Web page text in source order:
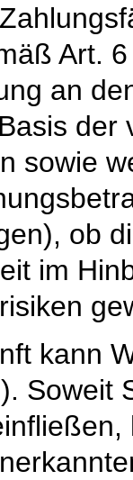
Art.
an
der
sowie
ob
im
kann
Soweit